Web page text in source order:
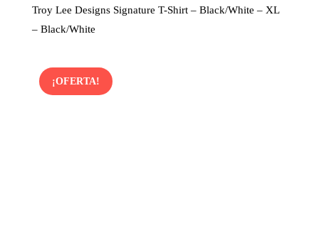
Troy Lee Designs Signature T-Shirt – Black/White – XL
– Black/White
¡OFERTA!